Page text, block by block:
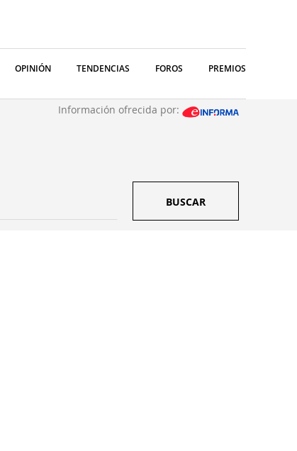
OPINIÓN TENDENCIAS FOROS PREMIOS
Información ofrecida por:
BUSCAR